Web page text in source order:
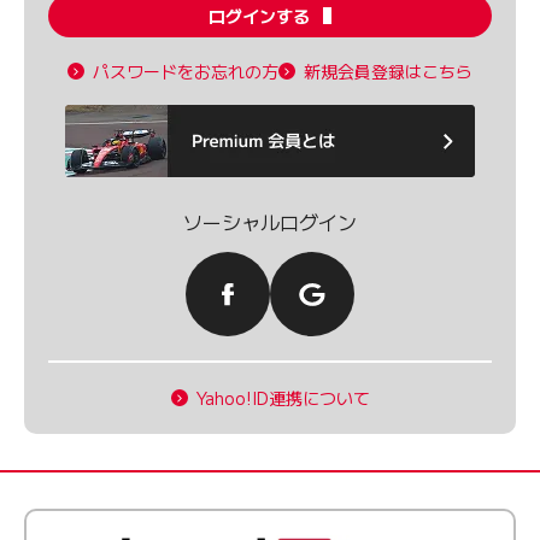
ログインする
パスワードをお忘れの方 新規会員登録はこちら
ソーシャルログイン
Yahoo!ID連携について